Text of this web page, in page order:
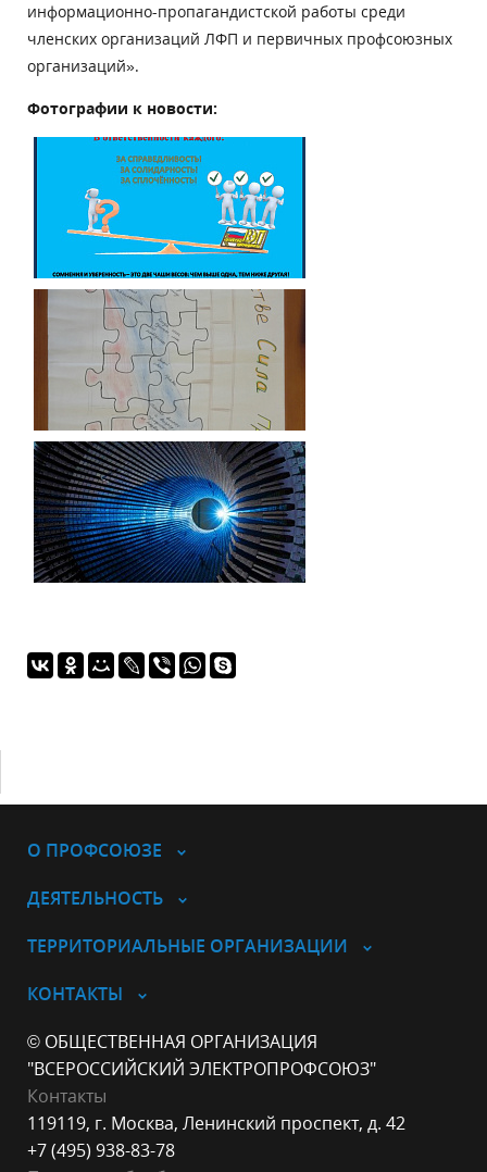
информационно-пропагандистской работы среди
членских организаций ЛФП и первичных профсоюзных
организаций».
Фотографии к новости:
О ПРОФСОЮЗЕ
ДЕЯТЕЛЬНОСТЬ
ТЕРРИТОРИАЛЬНЫЕ ОРГАНИЗАЦИИ
КОНТАКТЫ
© ОБЩЕСТВЕННАЯ ОРГАНИЗАЦИЯ
"ВСЕРОССИЙСКИЙ ЭЛЕКТРОПРОФСОЮЗ"
Контакты
119119, г. Москва, Ленинский проспект, д. 42
+7 (495) 938-83-78